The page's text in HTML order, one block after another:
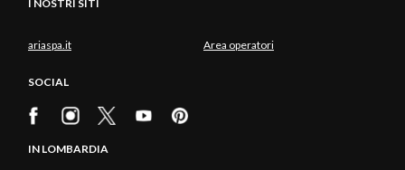
I NOSTRI SITI
ariaspa.it Area operatori
SOCIAL
IN LOMBARDIA